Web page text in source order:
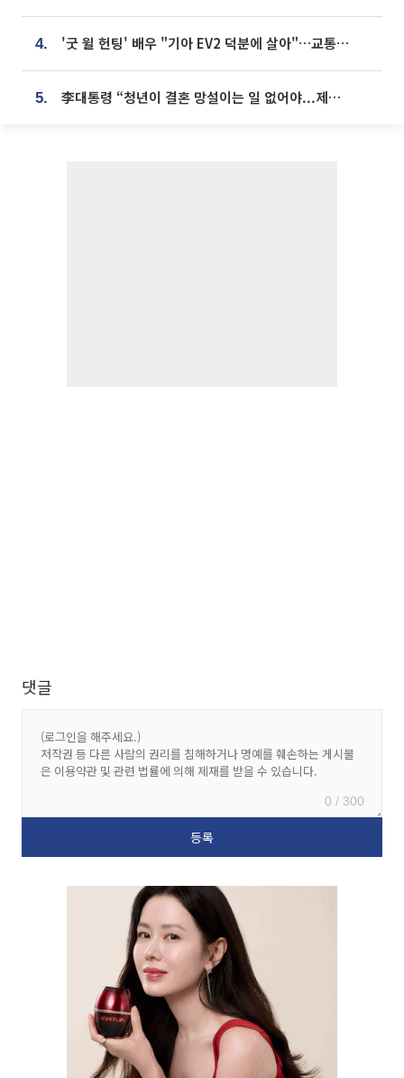
4. '굿 윌 헌팅' 배우 "기아 EV2 덕분에 살아"…교통사고 후 안전성 극찬
5. 李대통령 “청년이 결혼 망설이는 일 없어야...제도상 불이익 조사”
댓글
0 / 300